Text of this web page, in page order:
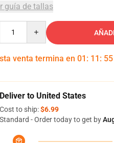
guía de tallas
venta termina en 01 : 11 : 54
Deliver to United States
Cost to ship:$6.99
Standard - Order today to get by